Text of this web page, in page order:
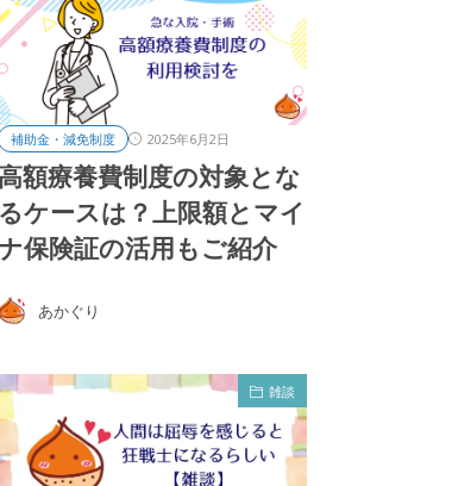
補助金・減免制度 2025年6月2日
高額療養費制度の対象とな
るケースは？上限額とマイ
保険証の活用もご紹介
あかぐり
雑談